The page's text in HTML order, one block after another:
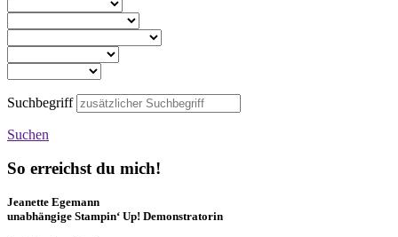
Suchbegriff
Suchen
So erreichst du mich!
Jeanette Egemann
unabhängige Stampin‘ Up! Demonstratorin